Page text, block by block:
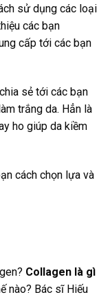
sử dụng các loại
các bạn
cấp tới các bạn
sẻ tới các bạn
trắng da. Hẳn là
ho giúp da kiềm
cách chọn lựa và
Collagen là gì
nào? Bác sĩ Hiếu